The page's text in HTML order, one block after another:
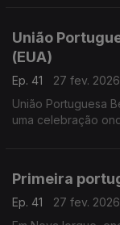
União
(EUA)
Ep. 41
27 fev. 2026
União Portuguesa
uma celebração
Primeira
Ep. 41
27 fev. 2026